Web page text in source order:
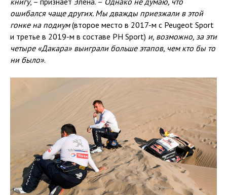
ошибался чаще других. Мы дважды приезжали в этой
гонке на подиум(второе место в 2017-м с Peugeot Sport
и третье в 2019-м в составе PH Sport) и, возможно, за эти
четыре «Дакара» выиграли больше этапов, чем кто бы то
ни было».